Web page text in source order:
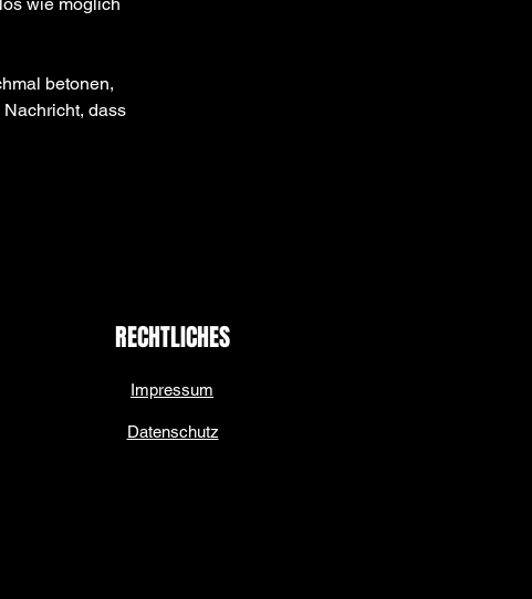
betonen,
dass
RECHTLICHES
Impressum
Datenschutz